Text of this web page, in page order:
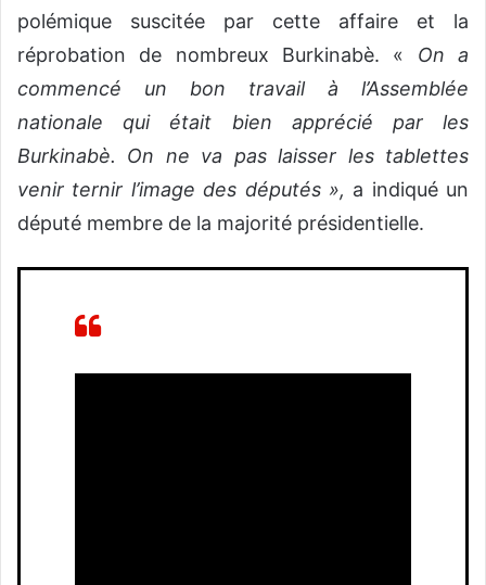
polémique suscitée par cette affaire et la
réprobation de nombreux Burkinabè. « On a
commencé un bon travail à l’Assemblée
nationale qui était bien apprécié par les
Burkinabè. On ne va pas laisser les tablettes
venir ternir l’image des députés », a indiqué un
député membre de la majorité présidentielle.